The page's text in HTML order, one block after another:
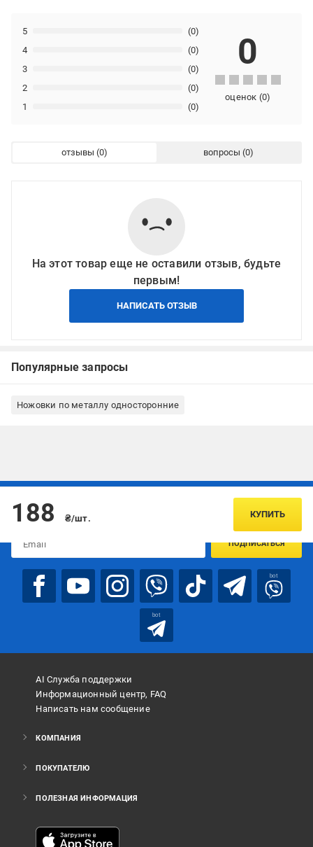
1 (0)
2 (0)
3 (0)
4 (0)
5 (0)
0
оценок (0)
отзывы вопросы
На этот товар еще не оставили отзыв, будьте
первым!
НАПИСАТЬ ОТЗЫВ
Популярные запросы
Ножовки по металлу односторонние
188 ₴/шт. КУПИТЬ
Подписывайтесь, чтобы узнавать первым об акцияx и
ПОДПИСАТЬСЯ
bot
bot
AI Служба поддержки
Информационный центр, FAQ
Написать нам сообщение
КОМПАНИЯ
ПОКУПАТЕЛЮ
ПОЛЕЗНАЯ ИНФОРМАЦИЯ